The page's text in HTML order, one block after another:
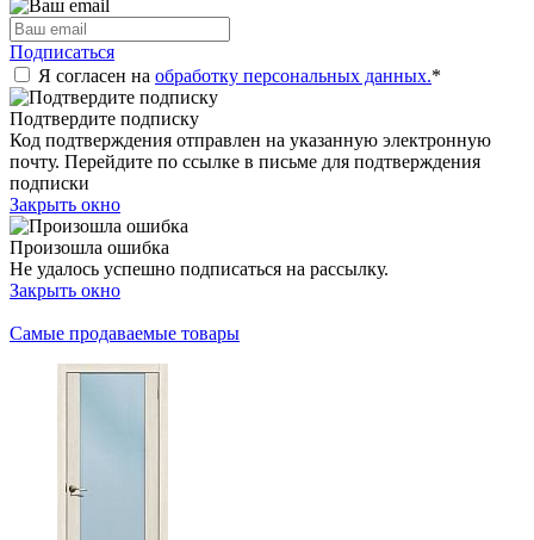
Подписаться
Я согласен на обработку персональных данных.*
Подтвердите подписку
Код подтверждения отправлен на указанную электронную
почту. Перейдите по ссылке в письме для подтверждения
подписки
Закрыть окно
Произошла ошибка
Не удалось успешно подписаться на рассылку.
Закрыть окно
Самые продаваемые товары